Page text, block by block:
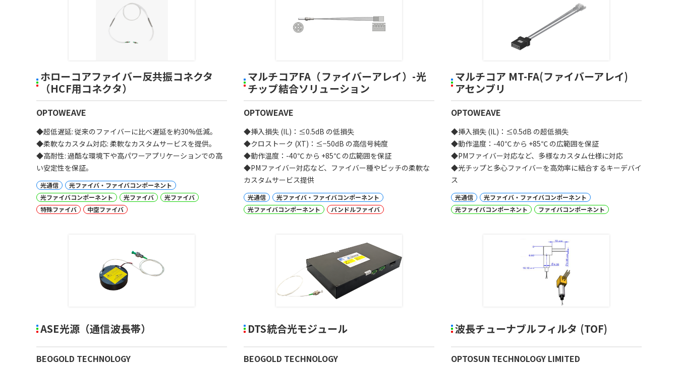
ホローコアファイバー反共振コネクタ
（HCF用コネクタ）
OPTOWEAVE
◆超低遅延: 従来のファイバーに比べ遅延を約30%低減。
◆柔軟なカスタム対応: 柔軟なカスタムサービスを提供。
◆高耐性: 過酷な環境下や高パワーアプリケーションでの高
い安定性を保証。
光通信
光ファイバ・ファイバコンポーネント
光ファイバコンポーネント
光ファイバ
光ファイバ
特殊ファイバ
中空ファイバ
マルチコアFA（ファイバーアレイ）-光
チップ結合ソリューション
OPTOWEAVE
◆挿入損失 (IL)： ≤0.5dB の低損失
◆クロストーク (XT)： ≤−50dB の高信号純度
◆動作温度：-40℃ から +85℃ の広範囲を保証
◆PMファイバー対応など、ファイバー種やピッチの柔軟な
カスタムサービス提供
光通信
光ファイバ・ファイバコンポーネント
光ファイバコンポーネント
バンドルファイバ
マルチコア MT-FA(ファイバーアレイ)
アセンブリ
OPTOWEAVE
◆挿入損失 (IL)： ≤0.5dB の超低損失
◆動作温度：-40℃ から +85℃ の広範囲を保証
◆PMファイバー対応など、多様なカスタム仕様に対応
◆光チップと多心ファイバーを高効率に結合するキーデバイ
ス
光通信
光ファイバ・ファイバコンポーネント
光ファイバコンポーネント
ファイバコンポーネント
ASE光源（通信波長帯）
BEOGOLD TECHNOLOGY
DTS統合光モジュール
BEOGOLD TECHNOLOGY
波長チューナブルフィルタ (TOF)
OPTOSUN TECHNOLOGY LIMITED